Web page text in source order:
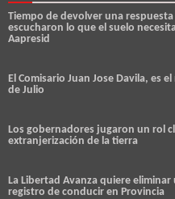
Tiempo de devolver una
escucharon lo que el suelo
Aapresid
El Comisario Juan Jose Davila, es
de Julio
Los gobernadores jugaron un rol
extranjerización de la tierra
La Libertad Avanza quiere
registro de conducir en Provincia